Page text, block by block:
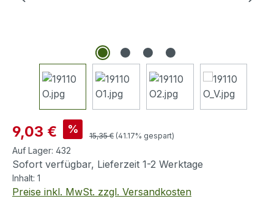
Verkaufspreis:
9,03 € % Regulärer Preis:
15,35 € (41.17% gespart)
Auf Lager: 432
Sofort verfügbar, Lieferzeit 1-2 Werktage
Inhalt: 1
Preise inkl. MwSt. zzgl. Versandkosten